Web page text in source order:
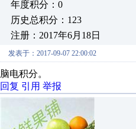
年度积分：0
历史总积分：123
注册：2017年6月18日
发表于：2017-09-07 22:00:02
脑电积分。
回复 引用 举报